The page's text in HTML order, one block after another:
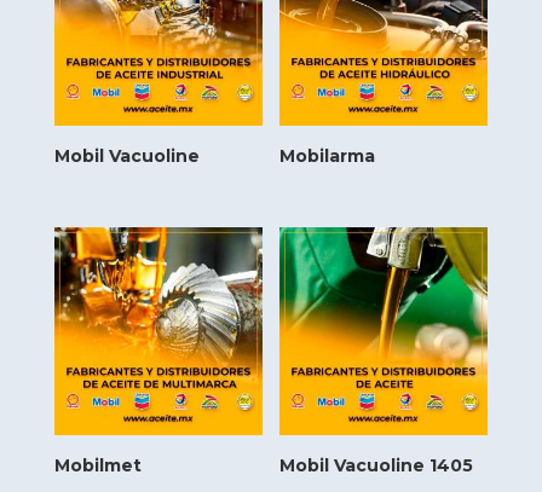
Mobil Vacuoline Mobilarma
Mobilmet Mobil Vacuoline 1405